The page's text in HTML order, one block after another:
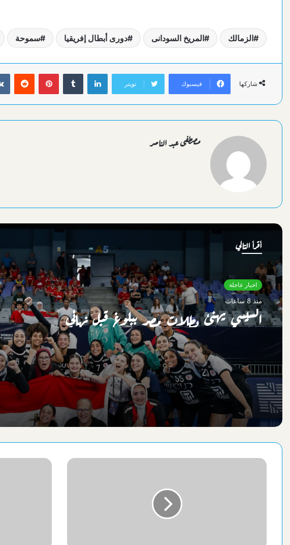
الزمالك المريخ السودانى دورى أبطال إفريقيا سموحة
شاركها فيسبوك تويتر
لينكدإن بينتيريست
مصطفى عبد الناصر
أقرأ التالي
اخبار عاجلة
منذ 8 ساعات
السيسي يهنئ بطلات مصر ببلوغ قبل نهائي